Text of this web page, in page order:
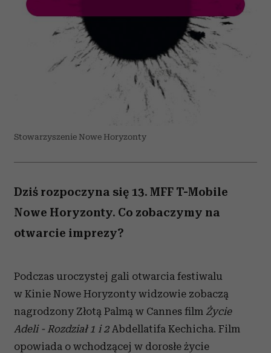
Stowarzyszenie Nowe Horyzonty
Dziś rozpoczyna się 13. MFF T-Mobile
Nowe Horyzonty. Co zobaczymy na
otwarcie imprezy?
Podczas uroczystej gali otwarcia festiwalu
w Kinie Nowe Horyzonty widzowie zobaczą
nagrodzony Złotą Palmą w Cannes film Życie
Adeli - Rozdział 1 i 2 Abdellatifa Kechicha. Film
opowiada o wchodzącej w dorosłe życie